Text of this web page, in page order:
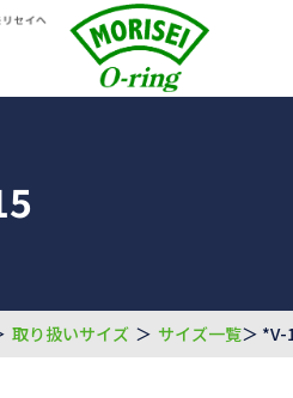
取り扱いサイズ ＞ サイズ一覧＞ *V-